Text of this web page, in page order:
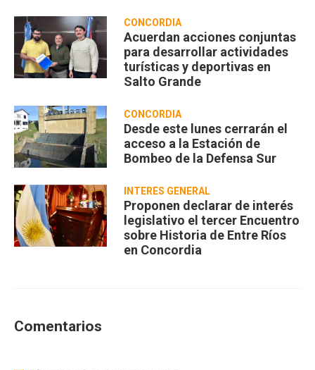
CONCORDIA
Acuerdan acciones conjuntas
para desarrollar actividades
turísticas y deportivas en
Salto Grande
CONCORDIA
Desde este lunes cerrarán el
acceso a la Estación de
Bombeo de la Defensa Sur
INTERÉS GENERAL
Proponen declarar de interés
legislativo el tercer Encuentro
sobre Historia de Entre Ríos
en Concordia
Comentarios